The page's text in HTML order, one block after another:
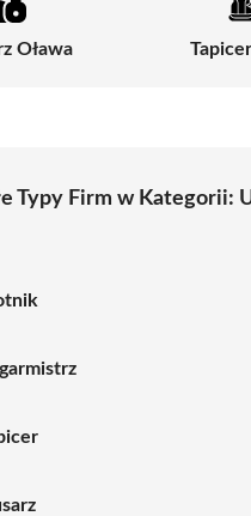
Oława
Typy Firm w Kategorii: